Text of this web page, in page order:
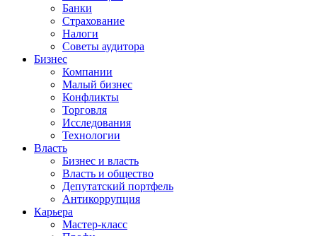
Банки
Страхование
Налоги
Советы аудитора
Бизнес
Компании
Малый бизнес
Конфликты
Торговля
Исследования
Технологии
Власть
Бизнес и власть
Власть и общество
Депутатский портфель
Антикоррупция
Карьера
Мастер-класс